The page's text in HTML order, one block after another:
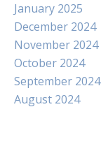
January 2025
December 2024
November 2024
October 2024
September 2024
August 2024